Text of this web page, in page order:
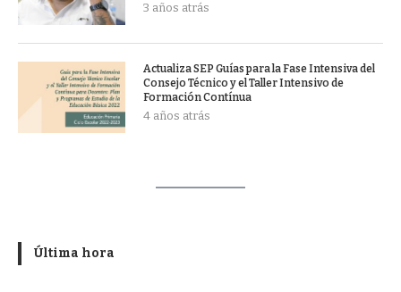
3 años atrás
Actualiza SEP Guías para la Fase Intensiva del
Consejo Técnico y el Taller Intensivo de
Formación Contínua
4 años atrás
Última hora